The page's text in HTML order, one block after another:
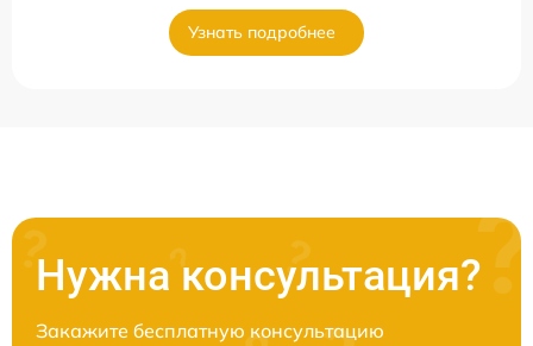
Узнать подробнее
Нужна консультация?
Закажите бесплатную консультацию